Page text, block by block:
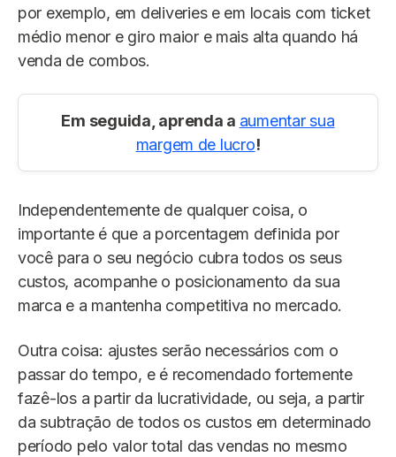
por exemplo, em deliveries e em locais com ticket
médio menor e giro maior e mais alta quando há
venda de combos.
Em seguida, aprenda a aumentar sua
margem de lucro!
Independentemente de qualquer coisa, o
importante é que a porcentagem definida por
você para o seu negócio cubra todos os seus
custos, acompanhe o posicionamento da sua
marca e a mantenha competitiva no mercado.
Outra coisa: ajustes serão necessários com o
passar do tempo, e é recomendado fortemente
fazê-los a partir da lucratividade, ou seja, a partir
da subtração de todos os custos em determinado
período pelo valor total das vendas no mesmo